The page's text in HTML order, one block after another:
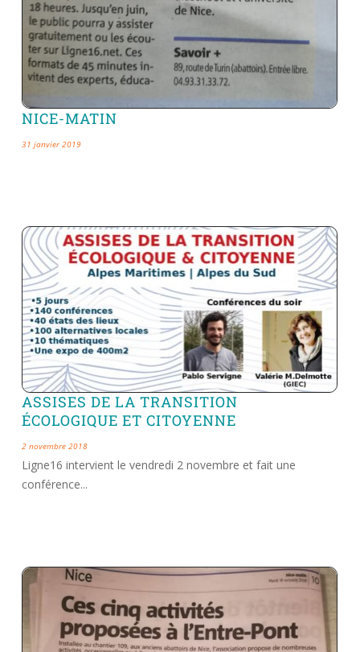
NICE-MATIN
31 janvier 2019
ASSISES DE LA TRANSITION
ÉCOLOGIQUE ET CITOYENNE
2 novembre 2018
Ligne16 intervient le vendredi 2 novembre et fait une
conférence...